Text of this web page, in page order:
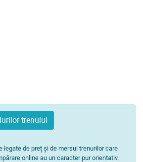
trenului
legate de preț și de mersul trenurilor care
online au un caracter pur orientativ.